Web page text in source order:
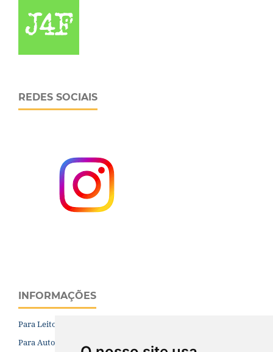
REDES SOCIAIS
INFORMAÇÕES
Para Leitores
Para Autores